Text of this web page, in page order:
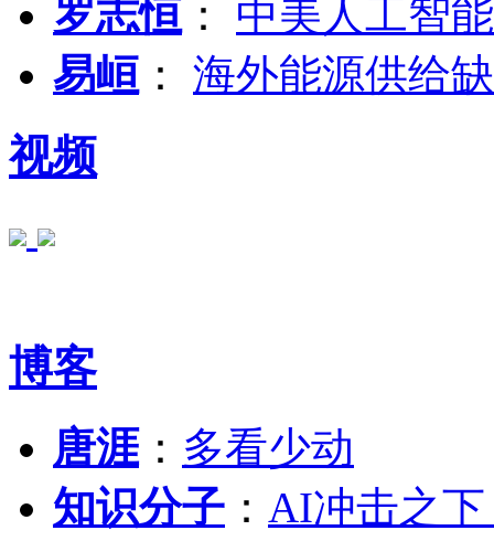
罗志恒 ： 中美人工智
易峘 ： 海外能源供给
视频
博客
唐涯： 多看少动
知识分子 ： AI冲击之